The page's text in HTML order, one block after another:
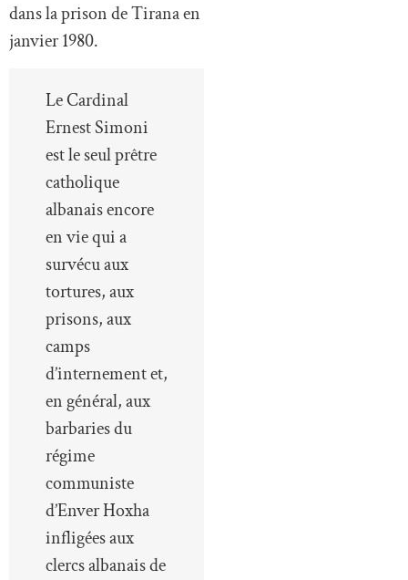
dans la prison de Tirana en
janvier 1980.
Le Cardinal
Ernest Simoni
est le seul prêtre
catholique
albanais encore
en vie qui a
survécu aux
tortures, aux
prisons, aux
camps
d’internement et,
en général, aux
barbaries du
régime
communiste
d’Enver Hoxha
infligées aux
clercs albanais de